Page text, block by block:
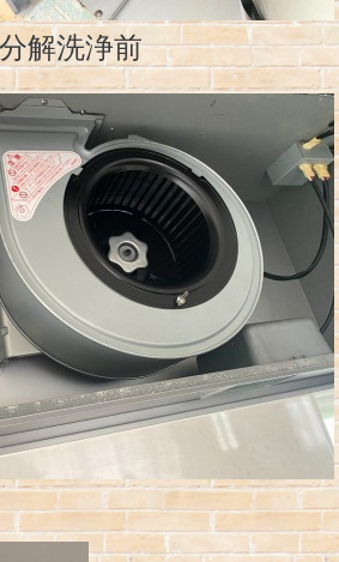
分解洗浄前